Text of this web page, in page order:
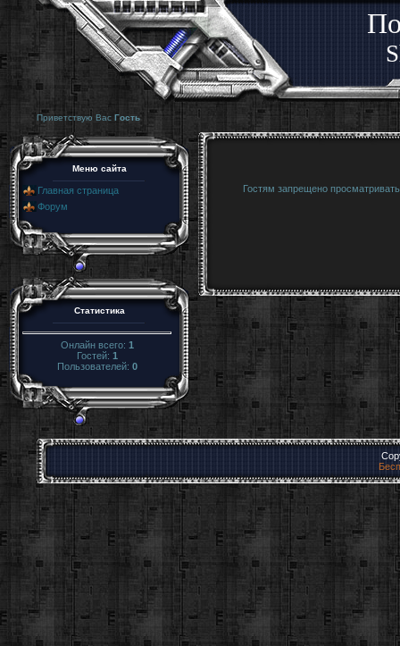
Приветствую Вас Гость
Меню сайта
Главная страница
Форум
Статистика
Онлайн всего: 1
Гостей: 1
Пользователей: 0
Гостям запрещено